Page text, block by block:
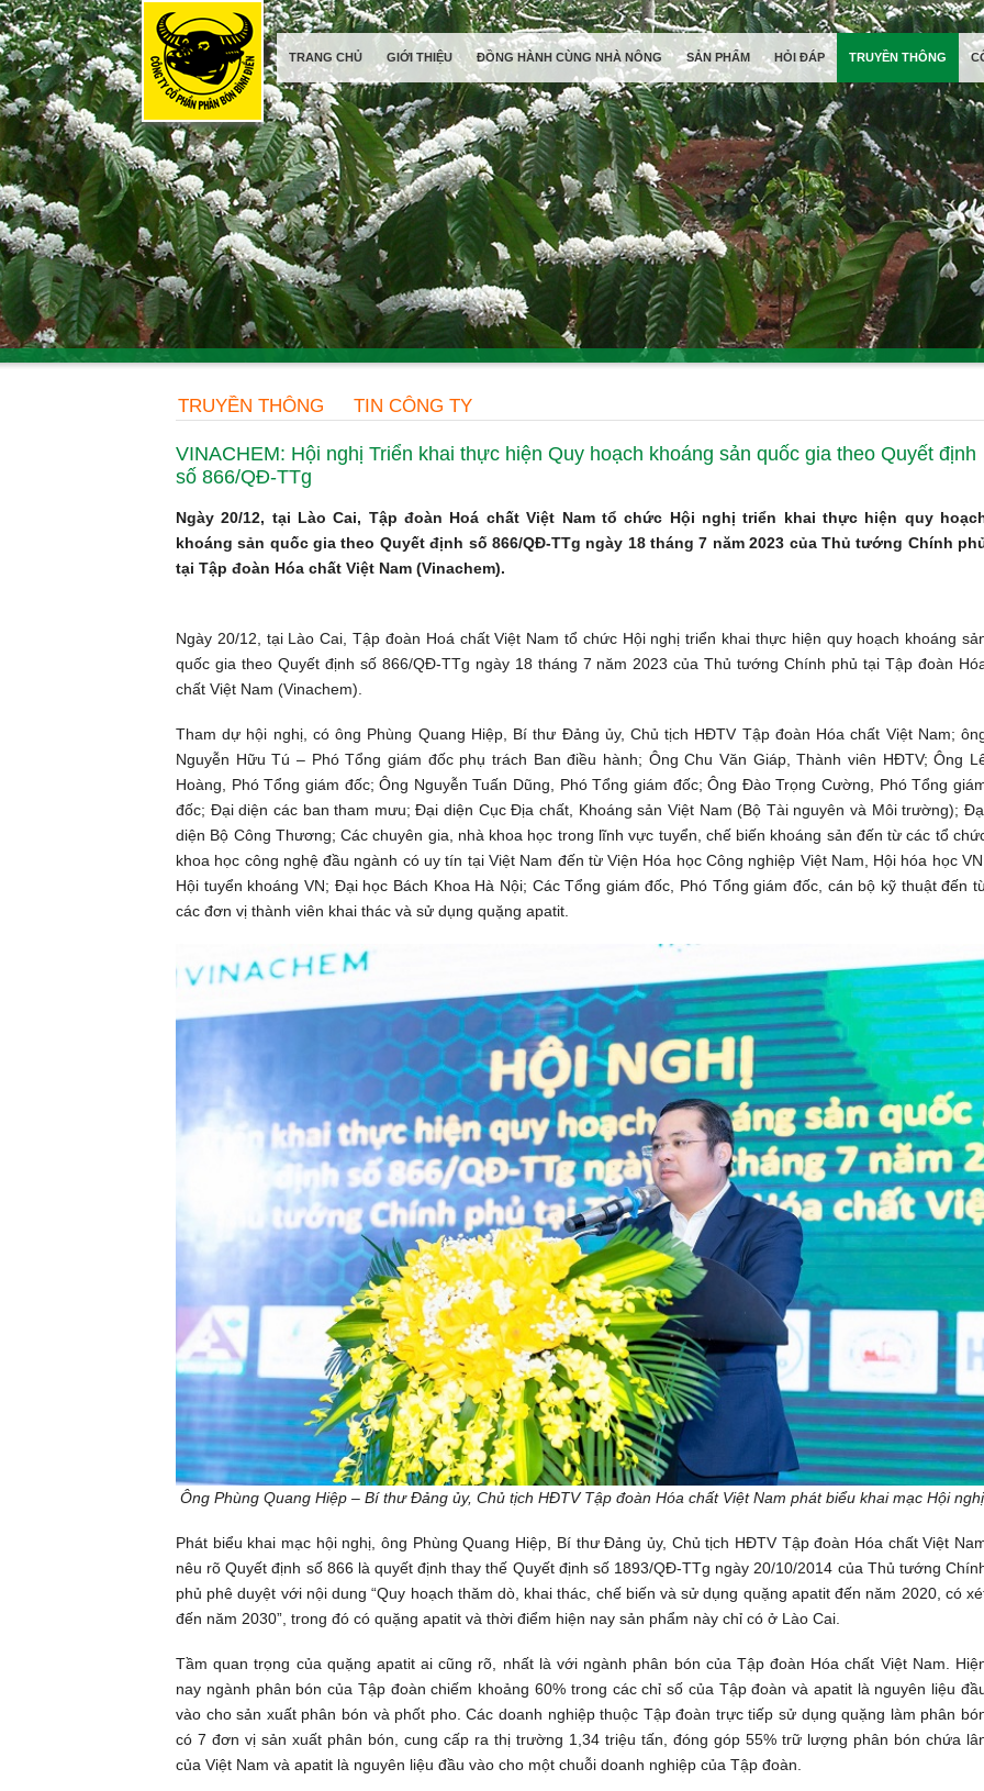
TRANG CHỦ GIỚI THIỆU ĐỒNG HÀNH CÙNG NHÀ NÔNG SẢN PHẨM HỎI ĐÁP TRUYỀN THÔNG
TRUYỀN THÔNG TIN CÔNG TY
VINACHEM: Hội nghị Triển khai thực hiện Quy hoạch khoáng sản quốc gia theo Quyết định
số 866/QĐ-TTg
Ngày 20/12, tại Lào Cai, Tập đoàn Hoá chất Việt Nam tổ chức Hội nghị triển khai thực hiện quy
khoáng sản quốc gia theo Quyết định số 866/QĐ-TTg ngày 18 tháng 7 năm 2023 của Thủ tướng Chính
tại Tập đoàn Hóa chất Việt Nam (Vinachem).
Ngày 20/12, tại Lào Cai, Tập đoàn Hoá chất Việt Nam tổ chức Hội nghị triển khai thực hiện quy hoạch khoáng
quốc gia theo Quyết định số 866/QĐ-TTg ngày 18 tháng 7 năm 2023 của Thủ tướng Chính phủ tại Tập đoàn
chất Việt Nam (Vinachem).
Tham dự hội nghị, có ông Phùng Quang Hiệp, Bí thư Đảng ủy, Chủ tịch HĐTV Tập đoàn Hóa chất Việt Nam;
Nguyễn Hữu Tú – Phó Tổng giám đốc phụ trách Ban điều hành; Ông Chu Văn Giáp, Thành viên HĐTV; Ông
Hoàng, Phó Tổng giám đốc; Ông Nguyễn Tuấn Dũng, Phó Tổng giám đốc; Ông Đào Trọng Cường, Phó Tổng
đốc; Đại diện các ban tham mưu; Đại diện Cục Địa chất, Khoáng sản Việt Nam (Bộ Tài nguyên và Môi trường);
diện Bộ Công Thương; Các chuyên gia, nhà khoa học trong lĩnh vực tuyển, chế biến khoáng sản đến từ các tổ
khoa học công nghệ đầu ngành có uy tín tại Việt Nam đến từ Viện Hóa học Công nghiệp Việt Nam, Hội hóa học
Hội tuyển khoáng VN; Đại học Bách Khoa Hà Nội; Các Tổng giám đốc, Phó Tổng giám đốc, cán bộ kỹ thuật đến
các đơn vị thành viên khai thác và sử dụng quặng apatit.
Ông Phùng Quang Hiệp – Bí thư Đảng ủy, Chủ tịch HĐTV Tập đoàn Hóa chất Việt Nam phát biểu khai mạc Hội nghị
Phát biểu khai mạc hội nghị, ông Phùng Quang Hiệp, Bí thư Đảng ủy, Chủ tịch HĐTV Tập đoàn Hóa chất Việt
nêu rõ Quyết định số 866 là quyết định thay thế Quyết định số 1893/QĐ-TTg ngày 20/10/2014 của Thủ tướng
phủ phê duyệt với nội dung “Quy hoạch thăm dò, khai thác, chế biến và sử dụng quặng apatit đến năm 2020, có
đến năm 2030”, trong đó có quặng apatit và thời điểm hiện nay sản phẩm này chỉ có ở Lào Cai.
Tầm quan trọng của quặng apatit ai cũng rõ, nhất là với ngành phân bón của Tập đoàn Hóa chất Việt Nam.
nay ngành phân bón của Tập đoàn chiếm khoảng 60% trong các chỉ số của Tập đoàn và apatit là nguyên liệu
vào cho sản xuất phân bón và phốt pho. Các doanh nghiệp thuộc Tập đoàn trực tiếp sử dụng quặng làm phân
có 7 đơn vị sản xuất phân bón, cung cấp ra thị trường 1,34 triệu tấn, đóng góp 55% trữ lượng phân bón chứa
của Việt Nam và apatit là nguyên liệu đầu vào cho một chuỗi doanh nghiệp của Tập đoàn.